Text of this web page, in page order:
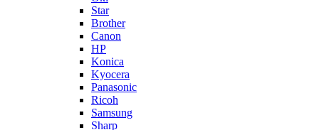
Star
Brother
Canon
HP
Konica
Kyocera
Panasonic
Ricoh
Samsung
Sharp